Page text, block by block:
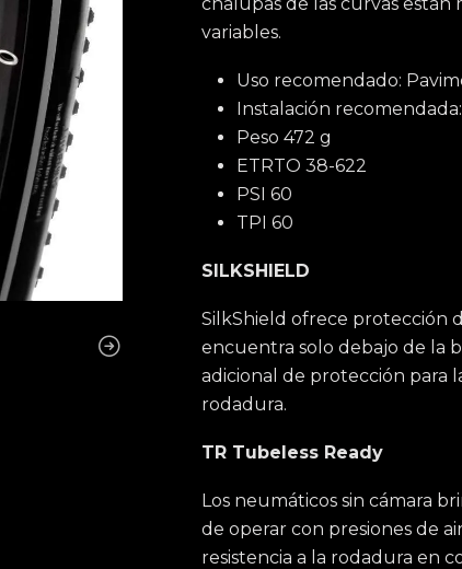
variables.
Uso recomendado:
Instalación
Peso 472 g
ETRTO 38-622
PSI 60
TPI 60
SILKSHIELD
SilkShield ofrece protección
encuentra solo debajo de la
adicional de protección para
rodadura.
TR Tubeless Ready
Los neumáticos sin cámara
de operar con presiones de
resistencia a la rodadura en